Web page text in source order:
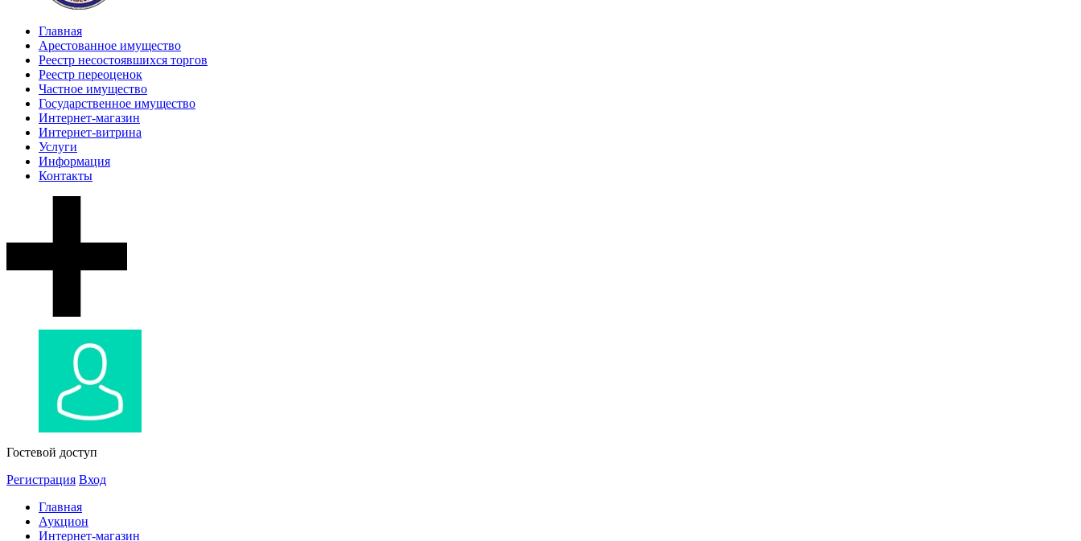
Главная
Арестованное имущество
Реестр несостоявшихся торгов
Реестр переоценок
Частное имущество
Государственное имущество
Интернет-магазин
Интернет-витрина
Услуги
Информация
Контакты
Гостевой доступ
Регистрация Вход
Главная
Аукцион
Интернет-магазин